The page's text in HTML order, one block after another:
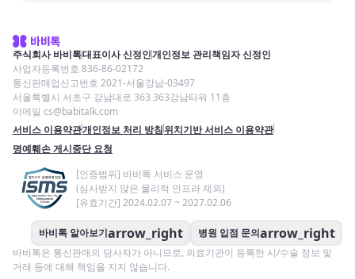
주식회사 바비톡대표이사 신정인개인정보 관리책임자 신정인
사업자등록번호 836-86-02172
통신판매업신고번호 2021-서울강남-03497
서울특별시 서초구 강남대로 363 363강남타워 11층
이메일 cs@babitalk.com
서비스 이용약관개인정보 처리 방침위치기반 서비스 이용약관
명예훼손 게시중단 요청
[인증범위] 바비톡 서비스 운영
(심사받지 않은 물리적 인프라 제외)
[유효기간] 2024.02.07 ~ 2027.02.06
바비톡 알아보기arrow_right 병원 입점 문의arrow_right
바비톡은 통신판매의 당사자가 아니므로, 의료기관이 등록한 시/수술 정보 및
거래 등에 대해 책임을 지지 않습니다.